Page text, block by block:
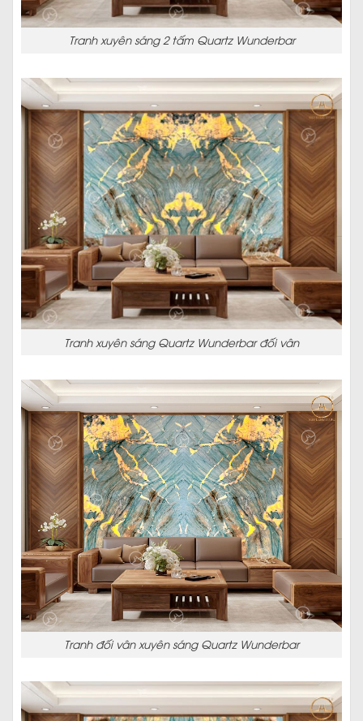
Tranh xuyên sáng 2 tấm Quartz Wunderbar
Tranh xuyên sáng Quartz Wunderbar đối vân
Tranh đối vân xuyên sáng Quartz Wunderbar